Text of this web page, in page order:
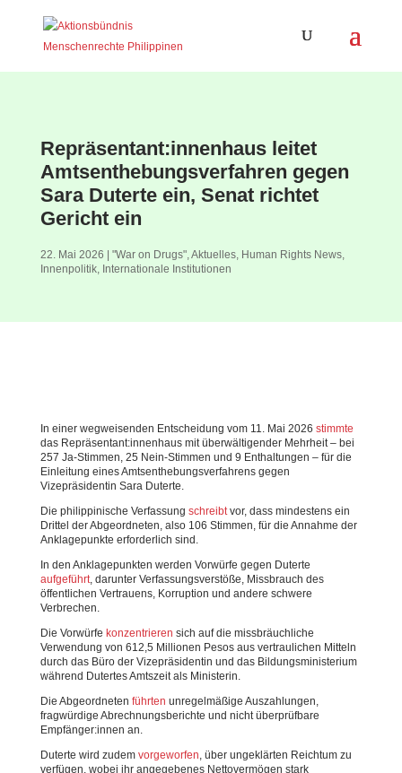
Repräsentant:innenhaus leitet
Amtsenthebungsverfahren gegen
Sara Duterte ein, Senat richtet
Gericht ein
22. Mai 2026 "War on Drugs",Aktuelles, Human Rights News,
Innenpolitik, Internationale Institutionen
In einer wegweisenden Entscheidung vom 11. Mai 2026 stimmte
das Repräsentant:innenhaus mit überwältigender Mehrheit – bei
257 Ja-Stimmen, 25 Nein-Stimmen und 9 Enthaltungen – für die
Einleitung eines Amtsenthebungsverfahrens gegen
Vizepräsidentin Sara Duterte.
Die philippinische Verfassung schreibtvor, dass mindestens ein
Drittel der Abgeordneten, also 106 Stimmen, für die Annahme der
Anklagepunkte erforderlich sind.
In den Anklagepunkten werden Vorwürfe gegen Duterte
aufgeführt, darunter Verfassungsverstöße, Missbrauch des
öffentlichen Vertrauens, Korruption und andere schwere
Verbrechen.
Die Vorwürfe konzentrieren sich auf die missbräuchliche
Verwendung von 612,5 Millionen Pesos aus vertraulichen Mitteln
durch das Büro der Vizepräsidentin und das Bildungsministerium
während Dutertes Amtszeit als Ministerin.
Die Abgeordneten führten unregelmäßige Auszahlungen,
fragwürdige Abrechnungsberichte und nicht überprüfbare
Empfänger:innen an.
Duterte wird zudem vorgeworfen, über ungeklärten Reichtum zu
verfügen, wobei ihr angegebenes Nettovermögen stark